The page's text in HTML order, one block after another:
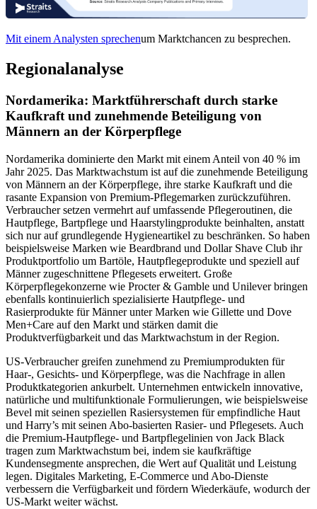
Mit einem Analysten sprechenum Marktchancen zu besprechen.
Regionalanalyse
Nordamerika: Marktführerschaft durch starke
Kaufkraft und zunehmende Beteiligung von
Männern an der Körperpflege
Nordamerika dominierte den Markt mit einem Anteil von 40 % im
Jahr 2025. Das Marktwachstum ist auf die zunehmende Beteiligung
von Männern an der Körperpflege, ihre starke Kaufkraft und die
rasante Expansion von Premium-Pflegemarken zurückzuführen.
Verbraucher setzen vermehrt auf umfassende Pflegeroutinen, die
Hautpflege, Bartpflege und Haarstylingprodukte beinhalten, anstatt
sich nur auf grundlegende Hygieneartikel zu beschränken. So haben
beispielsweise Marken wie Beardbrand und Dollar Shave Club ihr
Produktportfolio um Bartöle, Hautpflegeprodukte und speziell auf
Männer zugeschnittene Pflegesets erweitert. Große
Körperpflegekonzerne wie Procter & Gamble und Unilever bringen
ebenfalls kontinuierlich spezialisierte Hautpflege- und
Rasierprodukte für Männer unter Marken wie Gillette und Dove
Men+Care auf den Markt und stärken damit die
Produktverfügbarkeit und das Marktwachstum in der Region.
US-Verbraucher greifen zunehmend zu Premiumprodukten für
Haar-, Gesichts- und Körperpflege, was die Nachfrage in allen
Produktkategorien ankurbelt. Unternehmen entwickeln innovative,
natürliche und multifunktionale Formulierungen, wie beispielsweise
Bevel mit seinen speziellen Rasiersystemen für empfindliche Haut
und Harry’s mit seinen Abo-basierten Rasier- und Pflegesets. Auch
die Premium-Hautpflege- und Bartpflegelinien von Jack Black
tragen zum Marktwachstum bei, indem sie kaufkräftige
Kundensegmente ansprechen, die Wert auf Qualität und Leistung
legen. Digitales Marketing, E-Commerce und Abo-Dienste
verbessern die Verfügbarkeit und fördern Wiederkäufe, wodurch der
US-Markt weiter wächst.